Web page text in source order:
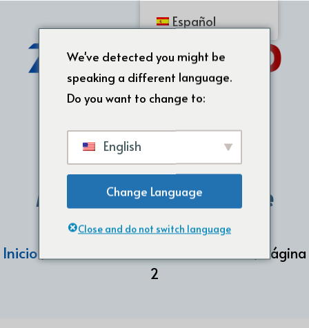
Moldeo de caucho de
silicona
Inicio
/ Página
2
Español
We've detected you might be
speaking a different language.
Do you want to change to:
English
Change Language
Close and do not switch language